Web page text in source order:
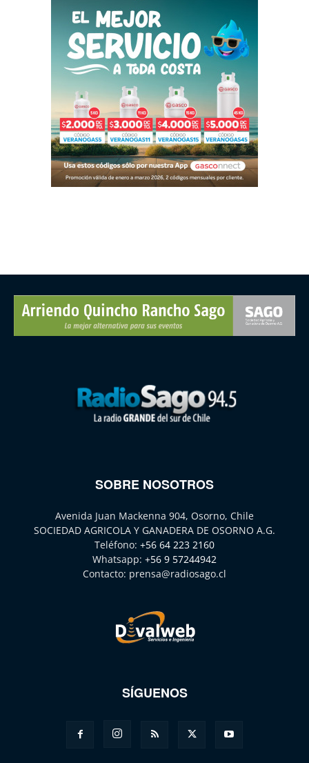
SOBRE NOSOTROS
Avenida Juan Mackenna 904, Osorno, Chile
SOCIEDAD AGRICOLA Y GANADERA DE OSORNO A.G.
Teléfono: +56 64 223 2160
Whatsapp: +56 9 57244942
Contacto: prensa@radiosago.cl
SÍGUENOS